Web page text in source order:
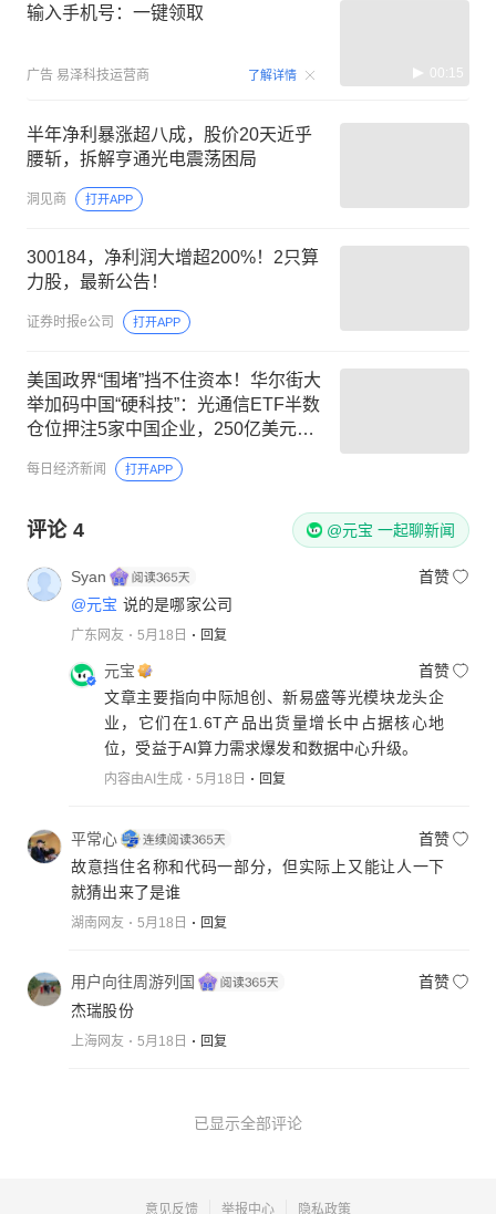
输入手机号：一键领取
广告 易泽科技运营商 了解详情 00:15
半年净利暴涨超八成，股价20天近乎
腰斩，拆解亨通光电震荡困局
洞见商 打开APP
300184，净利润大增超200%！2只算
力股，最新公告！
证券时报e公司 打开APP
美国政界“围堵”挡不住资本！华尔街大
举加码中国“硬科技”：光通信ETF半数
仓位押注5家中国企业，250亿美元明
星ETF重仓长鑫科技
每日经济新闻 打开APP
评论 4 @元宝 一起聊新闻
Syan
首赞
@元宝 说的是哪家公司
广东网友 5月18日 回复
元宝
首赞
文章主要指向中际旭创、新易盛等光模块龙头企
业，它们在1.6T产品出货量增长中占据核心地
位，受益于AI算力需求爆发和数据中心升级。
内容由AI生成 5月18日 回复
平常心
首赞
故意挡住名称和代码一部分，但实际上又能让人一下
就猜出来了是谁
湖南网友 5月18日 回复
用户向往周游列国
首赞
杰瑞股份
上海网友 5月18日 回复
已显示全部评论
意见反馈 举报中心 隐私政策